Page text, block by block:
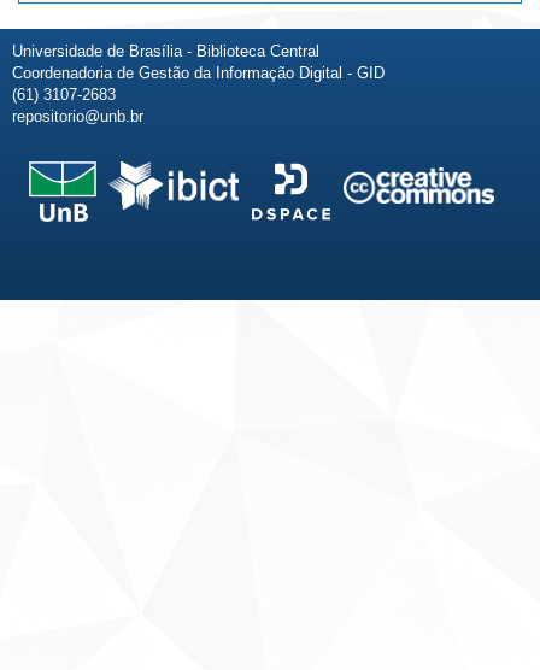
Universidade de Brasília - Biblioteca Central
Coordenadoria de Gestão da Informação Digital - GID
(61) 3107-2683
repositorio@unb.br